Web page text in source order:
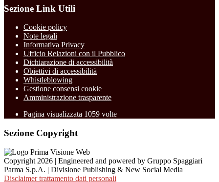
Sezione Link Utili
Cookie policy
Note legali
Informativa Privacy
Ufficio Relazioni con il Pubblico
Dichiarazione di accessibilità
Obiettivi di accessibilità
Whistleblowing
Gestione consensi cookie
Amministrazione trasparente
Pagina visualizzata 1059 volte
Sezione Copyright
Copyright 2026 | Engineered and powered by Gruppo Spaggiari
Parma S.p.A. | Divisione Publishing & New Social Media
Disclaimer trattamento dati personali